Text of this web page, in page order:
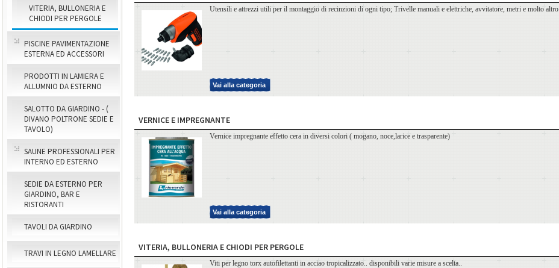
VITERIA, BULLONERIA E
CHIODI PER PERGOLE
PISCINE PAVIMENTAZIONE
ESTERNA ED ACCESSORI
PRODOTTI IN LAMIERA E
ALLUMNIO DA ESTERNO
SALOTTO DA GIARDINO - (
DIVANO POLTRONE SEDIE E
TAVOLO)
SAUNE PROFESSIONALI PER
INTERNO ED ESTERNO
SEDIE DA ESTERNO PER
GIARDINO, BAR E
RISTORANTI
TAVOLI DA GIARDINO
TRAVI IN LEGNO LAMELLARE
Utensili e attrezzi utili per il montaggio di recinzioni di ogni tipo; Trivelle manuali e elettriche, avvitatore, metri e molto altro..
Vai alla categoria
VERNICE E IMPREGNANTE
Vernice impregnante effetto cera in diversi colori ( mogano, noce,larice e trasparente)
Vai alla categoria
VITERIA, BULLONERIA E CHIODI PER PERGOLE
Viti per legno torx autofilettanti in acciao tropicalizzato.. disponibili varie misure a scelta..